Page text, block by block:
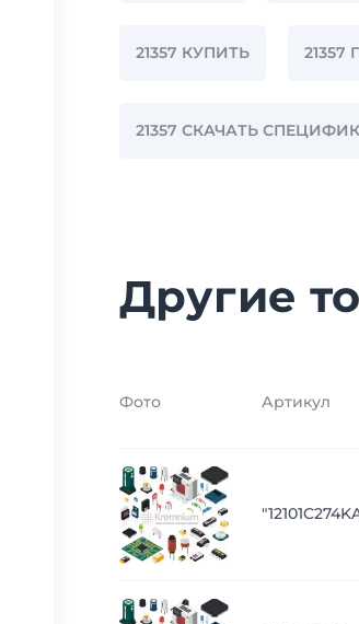
21357 КУПИТЬ
21357 СКАЧАТЬ
Другие
Фото Артикул